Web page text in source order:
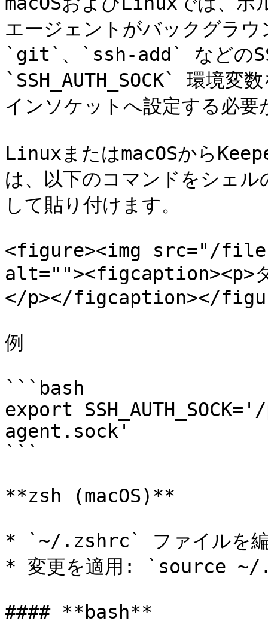
エージェントがバックグラ
`git`、`ssh-add` などの
`SSH_AUTH_SOCK` 環境変
インソケットへ設定する必要
LinuxまたはmacOSから
は、以下のコマンドをシェ
して貼り付けます。
<figure><img src="/files/
alt=""><figcaption><p>タ
</p></figcaption></
例
```bash
export
agent.sock'
```
**zsh (macOS)**
* `~/.zshrc` ファイルを
* 変更を適用: `source
#### **bash**